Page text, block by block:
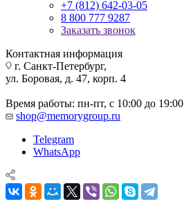
+7 (812) 642-03-05
8 800 777 9287
Заказать звонок
Контактная информация
г. Санкт-Петербург,
ул. Боровая, д. 47, корп. 4
Время работы: пн-пт, с 10:00 до 19:00
shop@memorygroup.ru
Telegram
WhatsApp